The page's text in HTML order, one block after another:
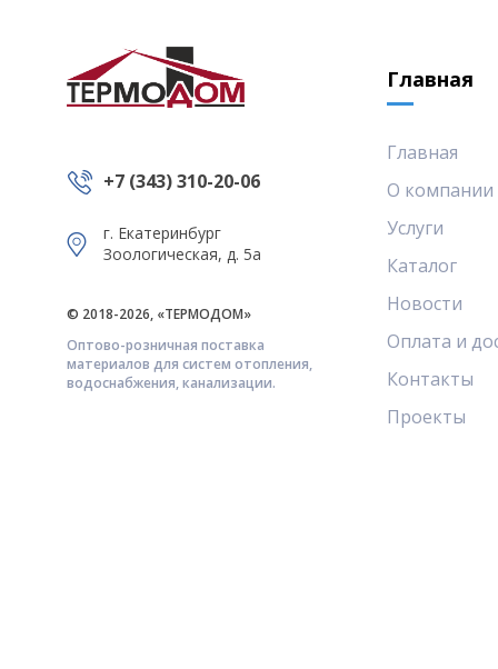
Главная
+7 (343) 310-20-06
г. Екатеринбург
Зоологическая, д. 5а
© 2018-2026, «ТЕРМОДОМ»
Оптово-розничная поставка
материалов для систем отопления,
водоснабжения, канализации.
Главная
О компании
Услуги
Каталог
Новости
Оплата и
Контакты
Проекты